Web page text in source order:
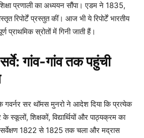
प्रणाली का अध्ययन सौंपा। एडम ने 1835,
रिपोर्टें प्रस्तुत कीं। आज भी ये रिपोर्टें भारतीय
प्राथमिक स्रोतों में गिनी जाती हैं।
गांव-गांव तक पहुंची
सर थॉमस मुनरो ने आदेश दिया कि प्रत्येक
शिक्षकों, विद्यार्थियों और पाठ्यक्रम का
सर्वेक्षण 1822 से 1825 तक चला और मद्रास